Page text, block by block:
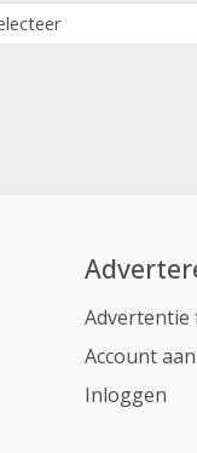
Advertentie
Account
Inloggen